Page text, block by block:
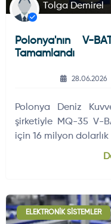
Tolga Demirel
Polonya'nın V-
Tamamlandı
28.06.2026
Polonya Deniz
şirketiyle MQ-35 V-
için 16 milyon
ELEKTRONIK SISTEMLER